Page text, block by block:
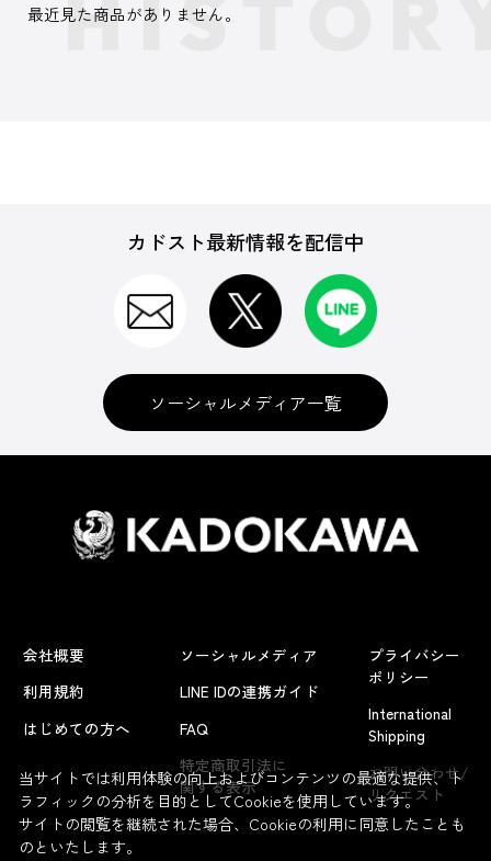
よくあるお問い合わせ
最近見た商品がありません。
カドスト最新情報を配信中
ソーシャルメディア一覧
会社概要
利用規約
はじめての方へ
ソーシャルメディア
LINE IDの連携ガイド
FAQ
特定商取引法に
関する表示
プライバシー
ポリシー
International
Shipping
お問い合わせ/
リクエスト
当サイトでは利用体験の向上およびコンテンツの最適な提供、ト
ラフィックの分析を目的としてCookieを使用しています。
サイトの閲覧を継続された場合、Cookieの利用に同意したことも
のといたします。